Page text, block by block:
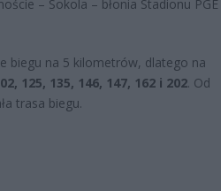
– Sokola – błonia Stadionu PGE
biegu na 5 kilometrów, dlatego na
125, 135, 146, 147, 162 i 202. Od
trasa biegu.